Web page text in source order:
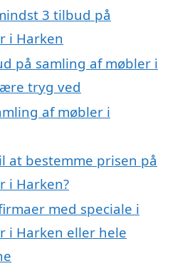
3 tilbud på
i Harken
på samling af møbler i
tryg ved
af møbler i
at bestemme prisen på
i Harken?
med speciale i
i Harken eller hele